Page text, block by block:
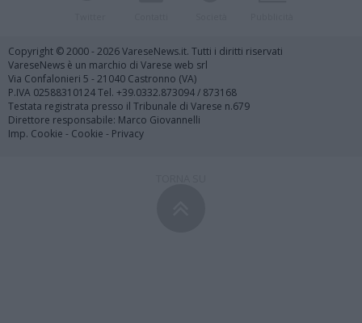
Copyright © 2000 - 2026 VareseNews.it. Tutti i diritti riservati
VareseNews è un marchio di Varese web srl
Via Confalonieri 5 - 21040 Castronno (VA)
P.IVA 02588310124 Tel. +39.0332.873094 / 873168
Testata registrata presso il Tribunale di Varese n.679
Direttore responsabile: Marco Giovannelli
Imp. Cookie - Cookie - Privacy